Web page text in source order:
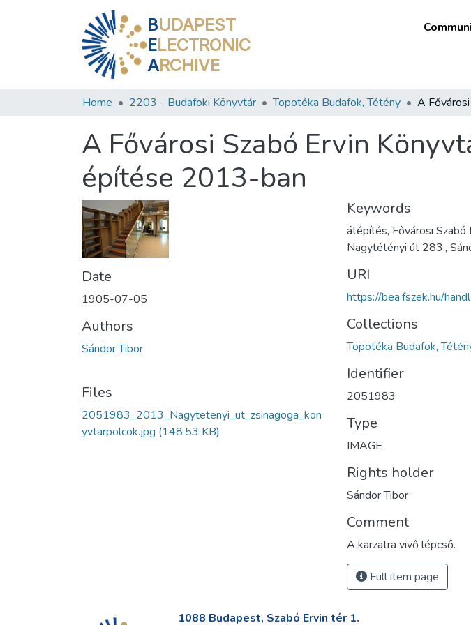
BUDAPEST
ELECTRONIC
ARCHIVE
Home 2203 - Budafoki Könyvtár Topotéka Budafok, Tétény
A Fővárosi Szabó Ervin
építése 2013-ban
Date
1905-07-05
Authors
Sándor Tibor
Files
2051983_2013_Nagytetenyi_ut_zsinagoga_kon
yvtarpolcok.jpg (148.53 KB)
Keywords
átépítés, Fővárosi
Nagytétényi út 283.,
URI
https://bea.fszek.hu/
Collections
Topotéka Budafok,
Identifier
2051983
Type
IMAGE
Rights holder
Sándor Tibor
Comment
A karzatra vivő lépcső.
Full item page
1088 Budapest, Szabó Ervin tér 1.